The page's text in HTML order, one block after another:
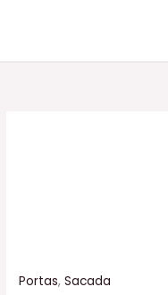
Portas,Sacada